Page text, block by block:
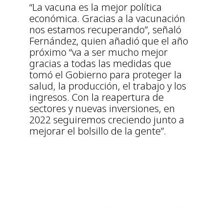
“La vacuna es la mejor política
económica. Gracias a la vacunación
nos estamos recuperando”, señaló
Fernández, quien añadió que el año
próximo “va a ser mucho mejor
gracias a todas las medidas que
tomó el Gobierno para proteger la
salud, la producción, el trabajo y los
ingresos. Con la reapertura de
sectores y nuevas inversiones, en
2022 seguiremos creciendo junto a
mejorar el bolsillo de la gente”.